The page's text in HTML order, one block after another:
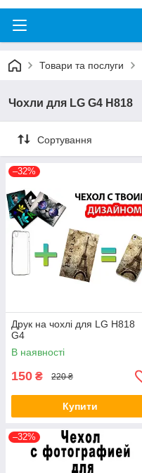
Товари та послуги
Чохли для LG G4 H818
Сортування
–32%
Друк на чохлі для LG H818
G4
В наявності
150 ₴ 220 ₴
Купити
–32%